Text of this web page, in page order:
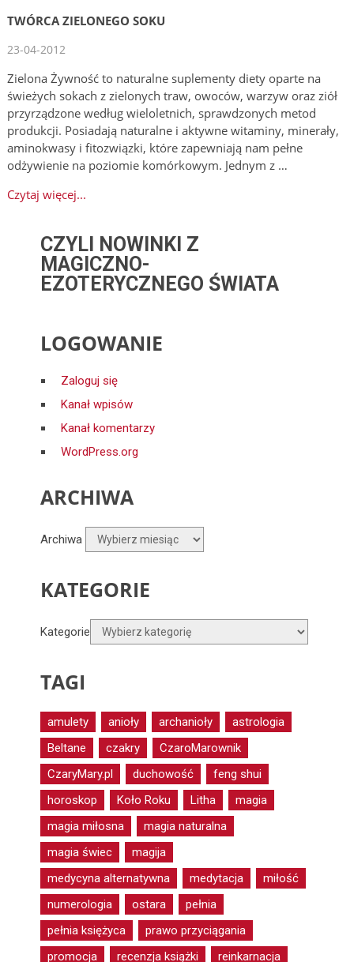
TWÓRCA ZIELONEGO SOKU
23-04-2012
Zielona Żywność to naturalne suplementy diety oparte na
świeżych sokach z zielonych traw, owoców, warzyw oraz ziół
przyrządzone według wieloletnich, sprawdzonych metod
produkcji. Posiadają naturalne i aktywne witaminy, minerały,
aminokwasy i fitozwiązki, które zapewniają nam pełne
odżywienie na poziomie komórkowym. Jednym z …
Czytaj więcej...
CZYLI NOWINKI Z
MAGICZNO-
EZOTERYCZNEGO ŚWIATA
LOGOWANIE
Zaloguj się
Kanał wpisów
Kanał komentarzy
WordPress.org
ARCHIWA
Archiwa
KATEGORIE
Kategorie
TAGI
amulety anioły archanioły
astrologia
Beltane
czakry
CzaroMarownik
CzaryMary.pl
duchowość
feng shui
horoskop
Koło Roku Litha
magia
magia miłosna
magia naturalna
magia świec
magija
medycyna alternatywna
medytacja
miłość
numerologia
ostara
pełnia
pełnia księżyca
prawo przyciągania
promocja
recenzja książki
reinkarnacja